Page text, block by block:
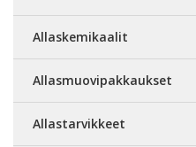
Allaskemikaalit
Allasmuovipakkaukset
Allastarvikkeet